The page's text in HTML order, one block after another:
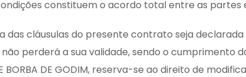
constituem o acordo total entre as partes
das cláusulas do presente contrato seja
perderá a sua validade, sendo o cumprimento
E BORBA DE GODIM, reserva-se ao direito de